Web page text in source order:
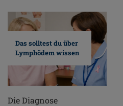
Das solltest du über
Lymphödem wissen
Die Diagnose